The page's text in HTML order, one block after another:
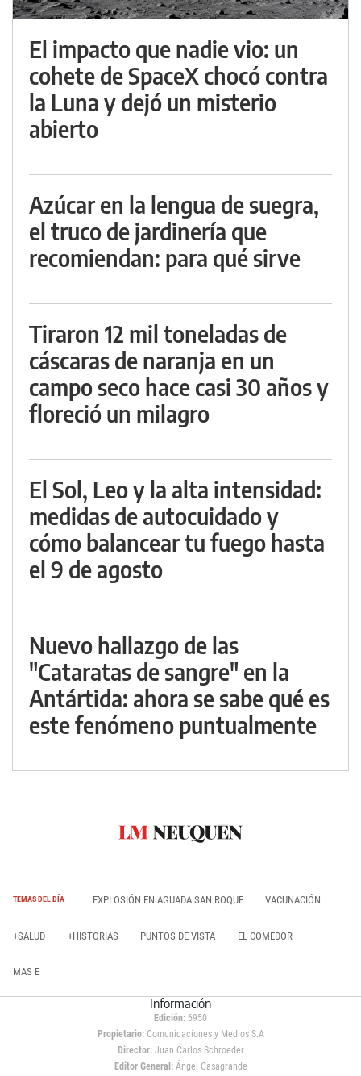
El impacto que nadie vio: un
cohete de SpaceX chocó contra
la Luna y dejó un misterio
abierto
Azúcar en la lengua de suegra,
el truco de jardinería que
recomiendan: para qué sirve
Tiraron 12 mil toneladas de
cáscaras de naranja en un
campo seco hace casi 30 años y
floreció un milagro
El Sol, Leo y la alta intensidad:
medidas de autocuidado y
cómo balancear tu fuego hasta
el 9 de agosto
Nuevo hallazgo de las
"Cataratas de sangre" en la
Antártida: ahora se sabe qué es
este fenómeno puntualmente
TEMAS DEL DÍA EXPLOSIÓN EN AGUADA SAN ROQUE VACUNACIÓN
+SALUD +HISTORIAS PUNTOS DE VISTA EL COMEDOR
MAS E
Información
Edición: 6950
Propietario:Comunicaciones y Medios S.A
Director: Juan Carlos Schroeder
Editor General:Ángel Casagrande